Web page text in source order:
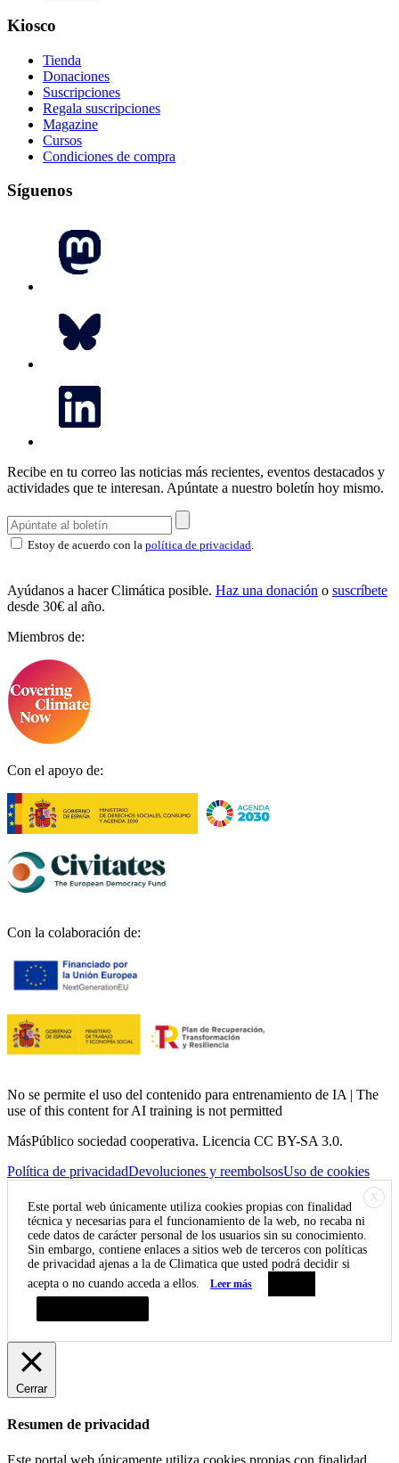
Kiosco
Tienda
Donaciones
Suscripciones
Regala suscripciones
Magazine
Cursos
Condiciones de compra
Síguenos
Recibe en tu correo las noticias más recientes, eventos destacados y
actividades que te interesan. Apúntate a nuestro boletín hoy mismo.
Estoy de acuerdo con la política de privacidad.
Ayúdanos a hacer Climática posible. Haz una donación o suscríbete
desde 30€ al año.
Miembros de:
Con el apoyo de:
Con la colaboración de:
No se permite el uso del contenido para entrenamiento de IA | The
use of this content for AI training is not permitted
MásPúblico sociedad cooperativa. Licencia CC BY-SA 3.0.
Política de privacidadDevoluciones y reembolsosUso de cookies
X
Este portal web únicamente utiliza cookies propias con finalidad
técnica y necesarias para el funcionamiento de la web, no recaba ni
cede datos de carácter personal de los usuarios sin su conocimiento.
Sin embargo, contiene enlaces a sitios web de terceros con políticas
de privacidad ajenas a la de Climatica que usted podrá decidir si
acepta o no cuando acceda a ellos.
Leer más
Cerrar
Resumen de privacidad
Este portal web únicamente utiliza cookies propias con finalidad